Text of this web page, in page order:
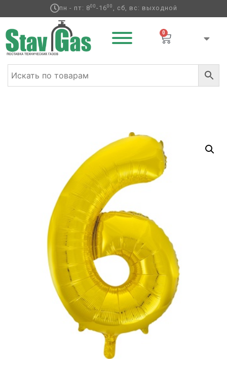
пн - пт: 800-1600 , сб, вс: выходной
0